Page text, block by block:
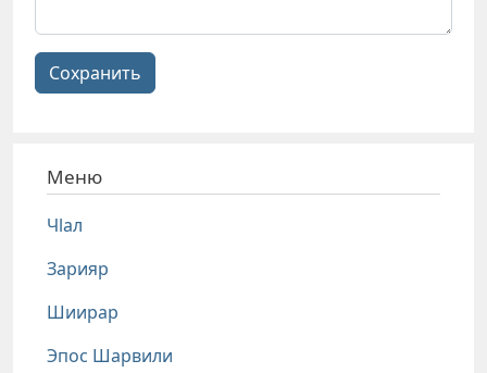
Сохранить
Меню
Чlал
Зарияр
Шиирар
Эпос Шарвили